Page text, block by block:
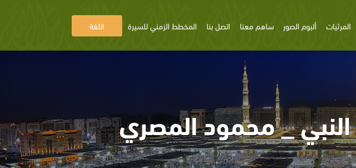
المرئيات ألبوم الصور ساهم معنا اتصل بنا المخطط الزمني للسيرة اللغة
_ محمود المصري